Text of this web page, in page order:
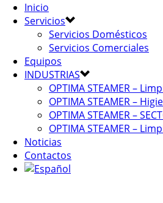
Inicio
Servicios
Servicios Domésticos
Servicios Comerciales
Equipos
INDUSTRIAS
OPTIMA STEAMER –
OPTIMA STEAMER –
OPTIMA STEAMER –
OPTIMA STEAMER –
Noticias
Contactos